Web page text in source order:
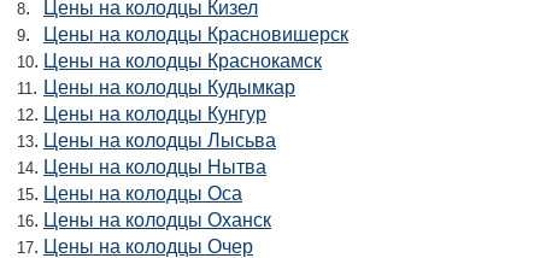
8. Цены на колодцы Кизел
9. Цены на колодцы Красновишерск
10. Цены на колодцы Краснокамск
11 . Цены на колодцы Кудымкар
12. Цены на колодцы Кунгур
13. Цены на колодцы Лысьва
14. Цены на колодцы Нытва
15. Цены на колодцы Оса
16. Цены на колодцы Оханск
17. Цены на колодцы Очер